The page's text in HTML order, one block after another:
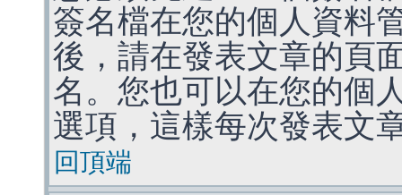
簽名檔在您的個人資料
後，請在發表文章的頁
名。您也可以在您的個
選項，這樣每次發表文
回頂端